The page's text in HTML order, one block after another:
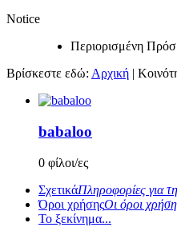
Notice
Περιορισμένη
Βρίσκεστε εδώ: Αρχική |
babaloo
0 φίλοι/ες
ΣχετικάΠληροφορίες για
Όροι χρήσηςΟι όροι
Το ξεκίνημα...